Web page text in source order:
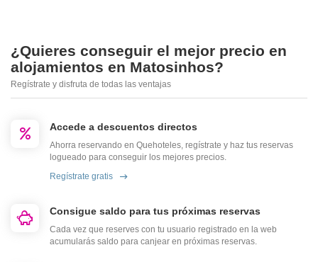
¿Quieres conseguir el mejor precio en
alojamientos en Matosinhos?
Regístrate y disfruta de todas las ventajas
Accede a descuentos directos
Ahorra reservando en Quehoteles, regístrate y haz tus reservas
logueado para conseguir los mejores precios.
Regístrate gratis
Consigue saldo para tus próximas reservas
Cada vez que reserves con tu usuario registrado en la web
acumularás saldo para canjear en próximas reservas.